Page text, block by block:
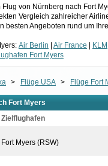
von Nürnberg nach Fort
Vergleich zahlreicher
besten Angeboten rund um
Air Berlin Air France KLM
Fort Myers
> Flüge USA > Flüge Fort
Fort Myers
Zielflughafen
Fort Myers (RSW)